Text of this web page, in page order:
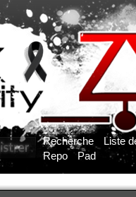
Recherche
Liste
Repo
Pad